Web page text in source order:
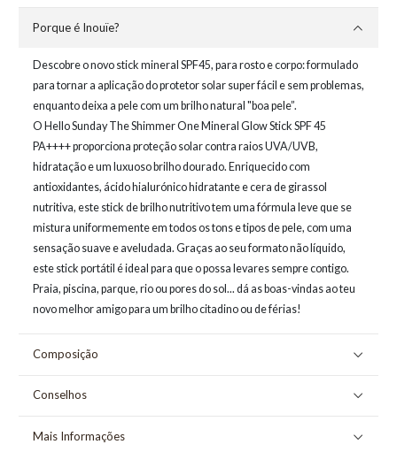
Porque é Inouïe?
Descobre o novo stick mineral SPF45, para rosto e corpo: formulado
para tornar a aplicação do protetor solar super fácil e sem problemas,
enquanto deixa a pele com um brilho natural "boa pele”.
O Hello Sunday The Shimmer One Mineral Glow Stick SPF 45
PA++++ proporciona proteção solar contra raios UVA/UVB,
hidratação e um luxuoso brilho dourado. Enriquecido com
antioxidantes, ácido hialurónico hidratante e cera de girassol
nutritiva, este stick de brilho nutritivo tem uma fórmula leve que se
mistura uniformemente em todos os tons e tipos de pele, com uma
sensação suave e aveludada. Graças ao seu formato não líquido,
este stick portátil é ideal para que o possa levares sempre contigo.
Praia, piscina, parque, rio ou pores do sol... dá as boas-vindas ao teu
novo melhor amigo para um brilho citadino ou de férias!
Composição
Conselhos
Mais Informações